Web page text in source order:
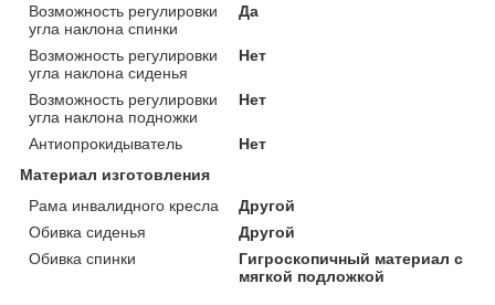
Возможность регулировки
угла наклона спинки
Да
Возможность регулировки
угла наклона сиденья
Нет
Возможность регулировки
угла наклона подножки
Нет
Антиопрокидыватель
Нет
Материал изготовления
Рама инвалидного кресла
Другой
Обивка сиденья
Другой
Обивка спинки
Гигроскопичный материал с
мягкой подложкой